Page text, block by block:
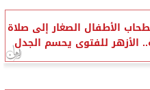
الأطفال الصغار إلى صلاة
الأزهر للفتوى يحسم الجدل